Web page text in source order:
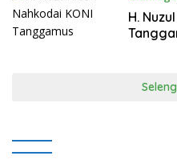
| 19:26
H.